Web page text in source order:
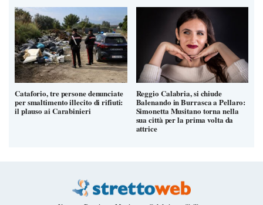
Cataforio, tre persone denunciate
per smaltimento illecito di rifiuti:
il plauso ai Carabinieri
Reggio Calabria, si chiude
Balenando in Burrasca a Pellaro:
Simonetta Musitano torna nella
sua città per la prima volta da
attrice